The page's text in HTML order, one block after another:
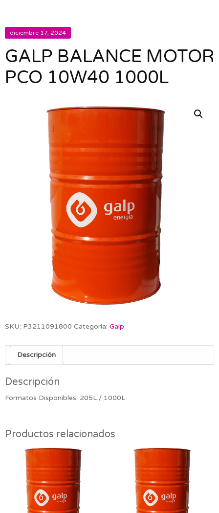
diciembre 17, 2024
GALP BALANCE MOTOR
PCO 10W40 1000L
SKU: P3211091800 Categoría: Galp
Descripción
Descripción
Formatos Disponibles: 205L / 1000L
Productos relacionados